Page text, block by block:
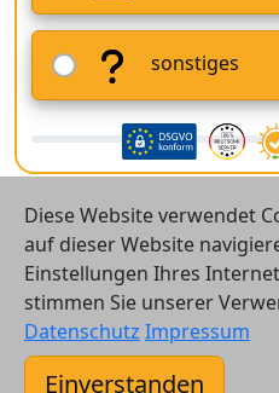
sonstiges
© 2026
Kontakt
Diese Website verwendet
auf dieser Website
Einstellungen Ihres
stimmen Sie unserer
Datenschutz Impressum
Einverstanden